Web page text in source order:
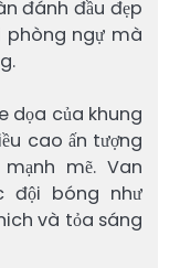
đánh đầu đẹp
phòng ngự mà
dọa của khung
cao ấn tượng
mẽ. Van
đội bóng như
và tỏa sáng